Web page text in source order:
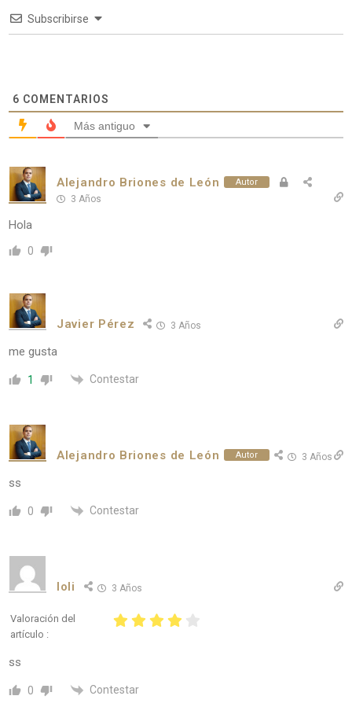
Subscribirse
6 COMENTARIOS
Más antiguo
Alejandro Briones de León Autor
3 Años
Hola
0
Javier Pérez 3 Años
me gusta
1 Contestar
Alejandro Briones de León Autor 3 Años
ss
0 Contestar
loli 3 Años
Valoración del
artículo :
ss
0 Contestar